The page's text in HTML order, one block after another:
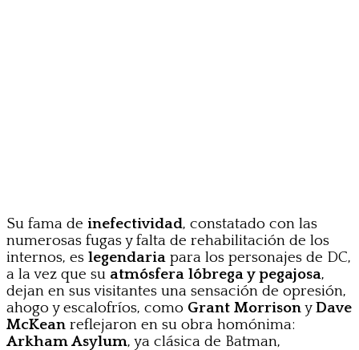
Su fama de inefectividad, constatado con las
numerosas fugas y falta de rehabilitación de los
internos, es legendaria para los personajes de DC,
a la vez que su atmósfera lóbrega y pegajosa,
dejan en sus visitantes una sensación de opresión,
ahogo y escalofríos, como Grant MorrisonyDave
McKean reflejaron en su obra homónima:
Arkham Asylum, ya clásica de Batman,